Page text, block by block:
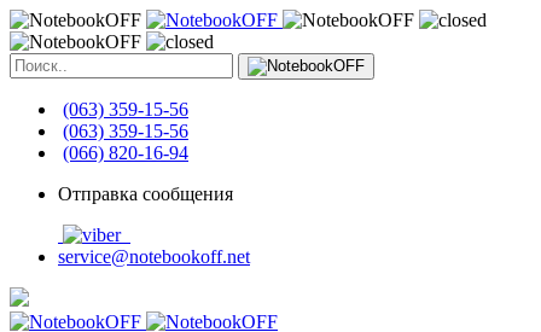
(063) 359-15-56
(063) 359-15-56
(066) 820-16-94
Отправка сообщения
service@notebookoff.net